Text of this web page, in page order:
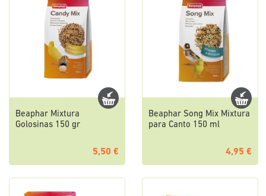
Beaphar Mixtura
Golosinas 150 gr
5,50 €
Beaphar Song Mix Mixtura
para Canto 150 ml
4,95 €